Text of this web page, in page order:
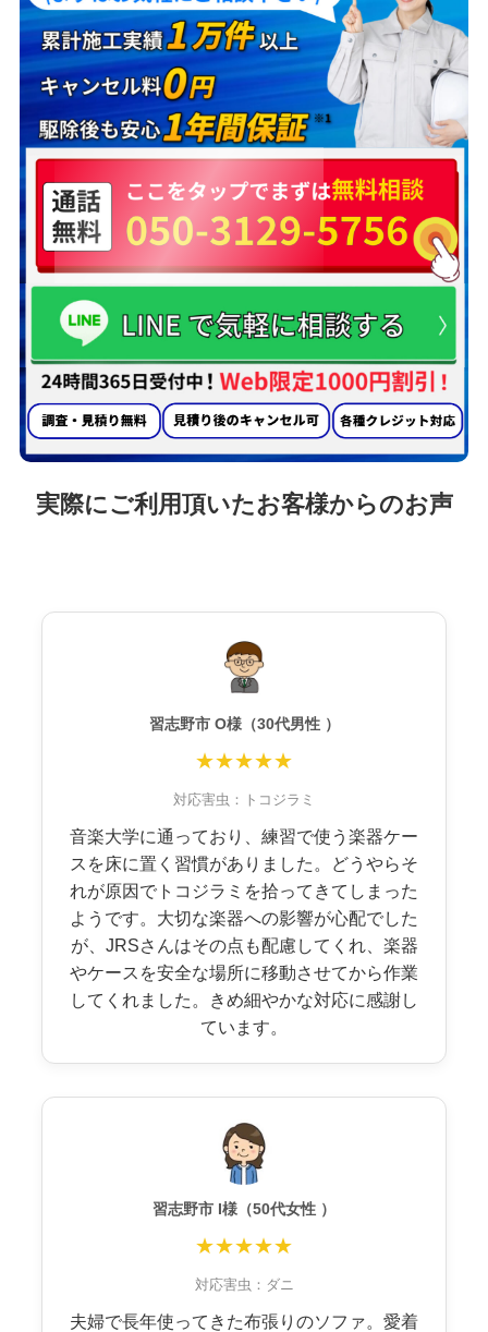
実際にご利用頂いたお客様からのお声
習志野市 O様（30代男性 ）
★★★★★
対応害虫：トコジラミ
音楽大学に通っており、練習で使う楽器ケー
スを床に置く習慣がありました。どうやらそ
れが原因でトコジラミを拾ってきてしまった
ようです。大切な楽器への影響が心配でした
が、JRSさんはその点も配慮してくれ、楽器
やケースを安全な場所に移動させてから作業
してくれました。きめ細やかな対応に感謝し
ています。
習志野市 I様（50代女性 ）
★★★★★
対応害虫：ダニ
夫婦で長年使ってきた布張りのソファ。愛着